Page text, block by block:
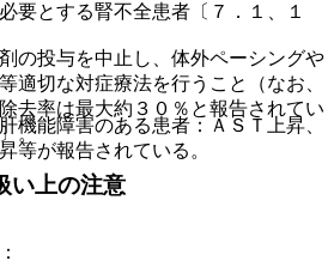
の投与を中止し、体外ペーシングや
適切な対症療法を行うこと（なお、
去率は最大約３０％と報告されてい
。
い上の注意
要とする腎不全患者〔７．１、１
能障害のある患者：ＡＳＴ上昇、
等が報告されている。